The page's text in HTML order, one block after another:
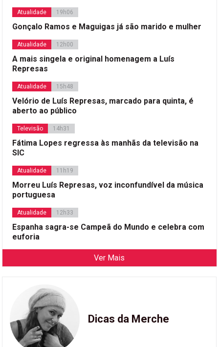
Atualidade 19h06
Gonçalo Ramos e Maguigas já são marido e mulher
Atualidade 12h00
A mais singela e original homenagem a Luís
Represas
Atualidade 15h48
Velório de Luís Represas, marcado para quinta, é
aberto ao público
Televisão 14h31
Fátima Lopes regressa às manhãs da televisão na
SIC
Atualidade 11h19
Morreu Luís Represas, voz inconfundível da música
portuguesa
Atualidade 12h33
Espanha sagra-se Campeã do Mundo e celebra com
euforia
Ver Mais
Dicas da Merche